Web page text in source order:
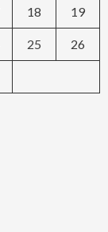
18 19
25 26